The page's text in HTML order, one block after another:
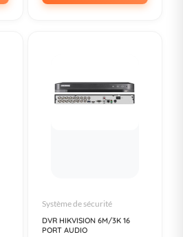
Système de sécurité
DVR HIKVISION 6M/3K 16
PORT AUDIO